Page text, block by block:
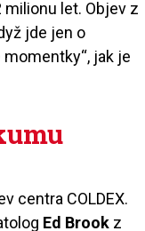
let. Objev z
jde jen o
jak je
centra COLDEX.
Ed Brook z